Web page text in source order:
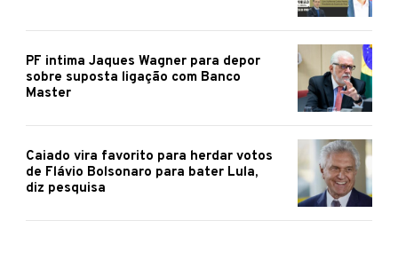
PF intima Jaques Wagner para depor
sobre suposta ligação com Banco
Master
Caiado vira favorito para herdar votos
de Flávio Bolsonaro para bater Lula,
diz pesquisa